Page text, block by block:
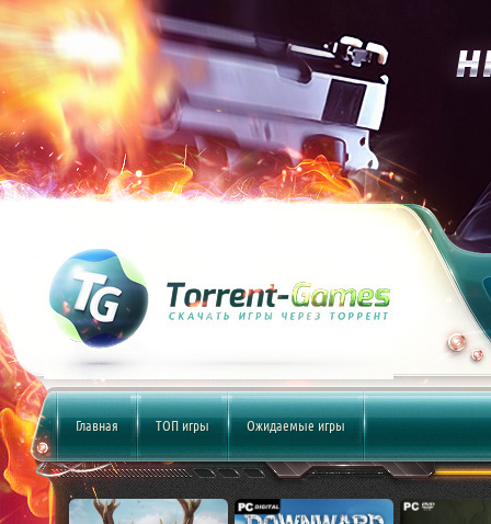
Главная ТОП игры Ожидаемые игры